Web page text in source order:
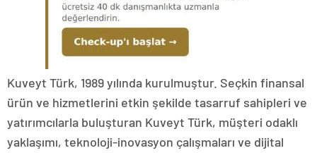
Kuveyt Türk, 1989 yılında kurulmuştur. Seçkin finansal
ürün ve hizmetlerini etkin şekilde tasarruf sahipleri ve
yatırımcılarla buluşturan Kuveyt Türk, müşteri odaklı
yaklaşımı, teknoloji-inovasyon çalışmaları ve dijital